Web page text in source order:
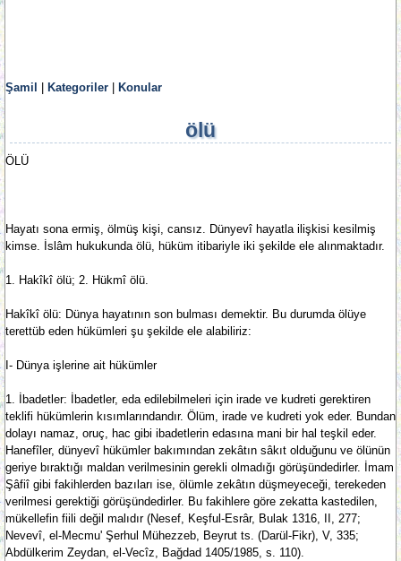
Şamil Kategoriler Konular
ölü
ÖLÜ
Hayatı sona ermiş, ölmüş kişi, cansız. Dünyevî hayatla ilişkisi kesilmiş
kimse. İslâm hukukunda ölü, hüküm itibariyle iki şekilde ele alınmaktadır.
1. Hakîkî ölü; 2. Hükmî ölü.
Hakîkî ölü: Dünya hayatının son bulması demektir. Bu durumda ölüye
terettüb eden hükümleri şu şekilde ele alabiliriz:
I- Dünya işlerine ait hükümler
1. İbadetler: İbadetler, eda edilebilmeleri için irade ve kudreti gerektiren
teklifi hükümlerin kısımlarındandır. Ölüm, irade ve kudreti yok eder. Bundan
dolayı namaz, oruç, hac gibi ibadetlerin edasına mani bir hal teşkil eder.
Hanefîler, dünyevî hükümler bakımından zekâtın sâkıt olduğunu ve ölünün
geriye bıraktığı maldan verilmesinin gerekli olmadığı görüşündedirler. İmam
Şâfiî gibi fakihlerden bazıları ise, ölümle zekâtın düşmeyeceği, terekeden
verilmesi gerektiği görüşündedirler. Bu fakihlere göre zekatta kastedilen,
mükellefin fiili değil malıdır (Nesef, Keşful-Esrâr, Bulak 1316, II, 277;
Nevevî, el-Mecmu' Şerhul Mühezzeb, Beyrut ts. (Darül-Fikr), V, 335;
Abdülkerim Zeydan, el-Vecîz, Bağdad 1405/1985, s. 110).